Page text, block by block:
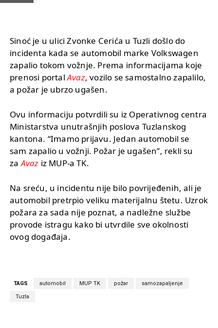
Sinoć je u ulici Zvonke Cerića u Tuzli došlo do
incidenta kada se automobil marke Volkswagen
zapalio tokom vožnje. Prema informacijama koje
prenosi portalAvaz, vozilo se samostalno zapalilo,
a požar je ubrzo ugašen.
Ovu informaciju potvrdili su iz Operativnog centra
Ministarstva unutrašnjih poslova Tuzlanskog
kantona. “Imamo prijavu. Jedan automobil se
sam zapalio u vožnji. Požar je ugašen”, rekli su
zaAvaz iz MUP-a TK.
Na sreću, u incidentu nije bilo povrijeđenih, ali je
automobil pretrpio veliku materijalnu štetu. Uzrok
požara za sada nije poznat, a nadležne službe
provode istragu kako bi utvrdile sve okolnosti
ovog događaja.
TAGS automobil MUP TK požar samozapaljenje
Tuzla